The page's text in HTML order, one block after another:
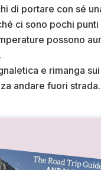
di portare con sé
ci sono pochi punti
possono
e rimanga
andare fuori strada.